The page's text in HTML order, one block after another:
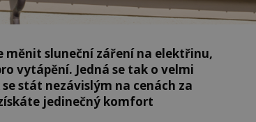
měnit sluneční záření na elektřinu,
vytápění. Jedná se tak o velmi
stát nezávislým na cenách za
jedinečný komfort